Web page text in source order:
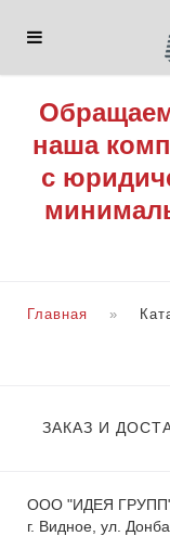
наша
с
Главная
ЗАКАЗ И
ООО "ИДЕЯ
г. Видное, ул.